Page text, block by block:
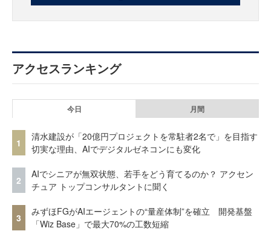
アクセスランキング
今日 月間
1
清水建設が「20億円プロジェクトを常駐者2名で」を目指す
切実な理由、AIでデジタルゼネコンにも変化
2
AIでシニアが無双状態、若手をどう育てるのか？ アクセン
チュア トップコンサルタントに聞く
3
みずほFGがAIエージェントの“量産体制”を確立 開発基盤
「Wiz Base」で最大70%の工数短縮